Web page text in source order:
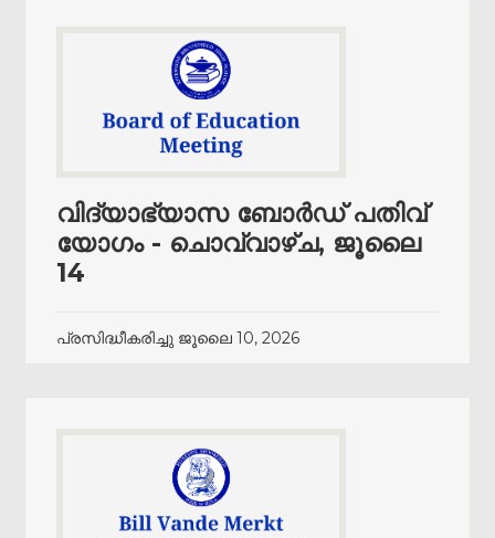
വിദ്യാഭ്യാസ ബോർഡ് പതിവ്
യോഗം - ചൊവ്വാഴ്ച, ജൂലൈ
14
പ്രസിദ്ധീകരിച്ചു ജൂലൈ 10, 2026